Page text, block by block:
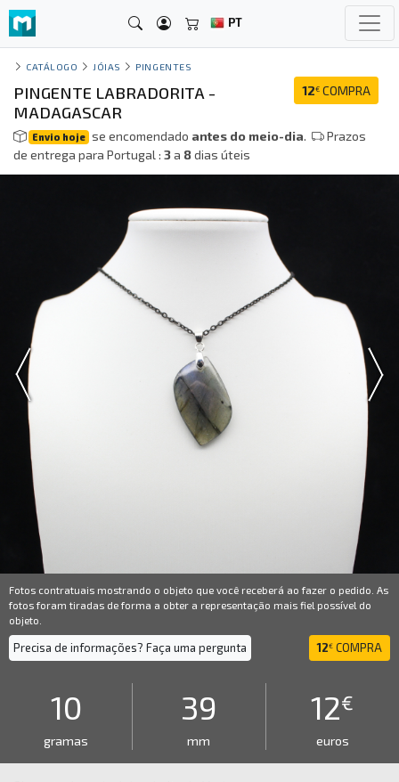
PT
CATÁLOGO JÓIAS PINGENTES
12€ COMPRA
PINGENTE LABRADORITA -
MADAGASCAR
Envio hoje se encomendado antes do meio-dia.
Prazos
de entrega para Portugal : 3a 8dias úteis
Fotos contratuais mostrando o objeto que você receberá ao fazer o pedido. As
fotos foram tiradas de forma a obter a representação mais fiel possível do
objeto.
Precisa de informações? Faça uma pergunta 12€ COMPRA
10
gramas
39
mm
12€
euros